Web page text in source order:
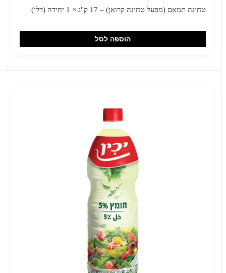
טחינה תמאם (מפעל טחינה קרואן) – 17 ק"ג × 1 יחידה (דלי)
הוספה לסל